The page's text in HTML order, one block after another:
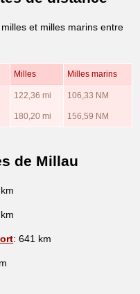
et milles marins entre
Milles Milles marins
122,36 mi 106,33 NM
180,20 mi 156,59 NM
de Millau
: 641 km